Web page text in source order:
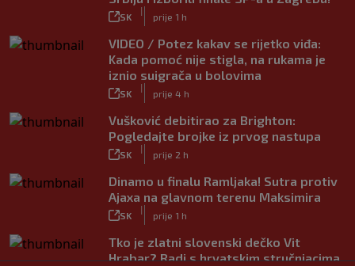
SK
|
prije 1 h
VIDEO / Potez kakav se rijetko viđa:
Kada pomoć nije stigla, na rukama je
iznio suigrača u bolovima
SK
|
prije 4 h
Vušković debitirao za Brighton:
Pogledajte brojke iz prvog nastupa
SK
|
prije 2 h
Dinamo u finalu Ramljaka! Sutra protiv
Ajaxa na glavnom terenu Maksimira
SK
|
prije 1 h
Tko je zlatni slovenski dečko Vit
Hrabar? Radi s hrvatskim stručnjacima,